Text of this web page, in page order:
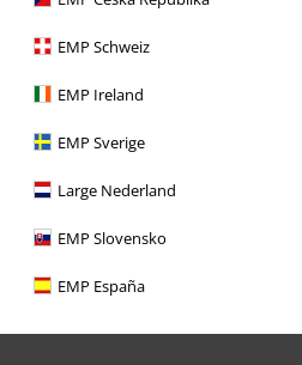
EMP Schweiz
EMP Ireland
EMP Sverige
Large Nederland
EMP Slovensko
EMP España